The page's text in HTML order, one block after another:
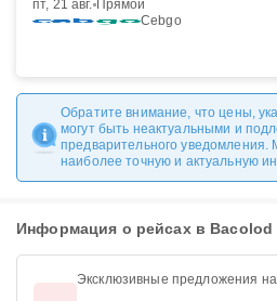
пт, 21 авг. Прямой
Cebgo
Обратите внимание, что цены,
могут быть неактуальными и
предварительного
наиболее точную и актуальную
Информация о рейсах в Bacolod
Эксклюзивные предложения